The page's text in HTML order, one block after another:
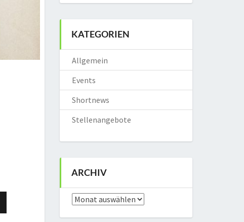
KATEGORIEN
Allgemein
Events
Shortnews
Stellenangebote
ARCHIV
Archiv